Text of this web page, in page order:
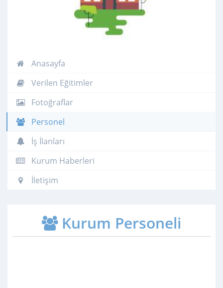
Anasayfa
Verilen Eğitimler
Fotoğraflar
Personel
İş İlanları
Kurum Haberleri
İletişim
Kurum Personeli